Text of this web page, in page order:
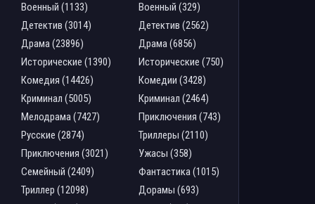
Военный (1133)
Детектив (3014)
Драма (23896)
Исторические (1390)
Комедия (14426)
Криминал (5005)
Мелодрама (7427)
Русские (2874)
Приключения (3021)
Семейный (2409)
Триллер (12098)
Военный (329)
Детектив (2562)
Драма (6856)
Исторические (750)
Комедии (3428)
Криминал (2464)
Приключения (743)
Триллеры (2110)
Ужасы (358)
Фантастика (1015)
Дорамы (693)